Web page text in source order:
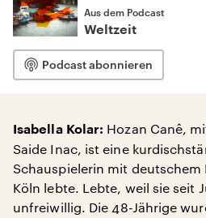
Aus dem Podcast
Weltzeit
Podcast abonnieren
Isabella Kolar: Hozan Canê,
Saide Inac, ist eine
Schauspielerin mit deutschem
Köln lebte. Lebte, weil sie seit
unfreiwillig. Die 48-Jährige